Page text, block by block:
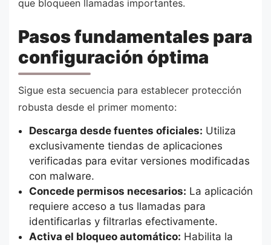
que bloqueen llamadas importantes.
Pasos fundamentales para
configuración óptima
Sigue esta secuencia para establecer protección
robusta desde el primer momento:
Descarga desde fuentes oficiales: Utiliza
exclusivamente tiendas de aplicaciones
verificadas para evitar versiones modificadas
con malware.
Concede permisos necesarios: La aplicación
requiere acceso a tus llamadas para
identificarlas y filtrarlas efectivamente.
Activa el bloqueo automático: Habilita la